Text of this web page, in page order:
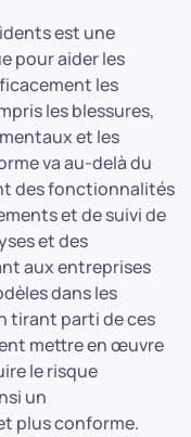
est une
pour aider les
les
les blessures,
et les
va au-delà du
des fonctionnalités
et de suivi de
et des
aux entreprises
dans les
tirant parti de ces
mettre en œuvre
le risque
un
plus conforme.